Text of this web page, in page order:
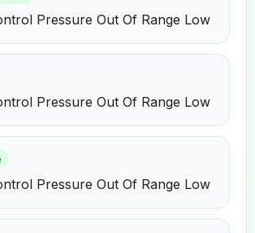
Pressure Out Of Range Low
Pressure Out Of Range Low
Pressure Out Of Range Low